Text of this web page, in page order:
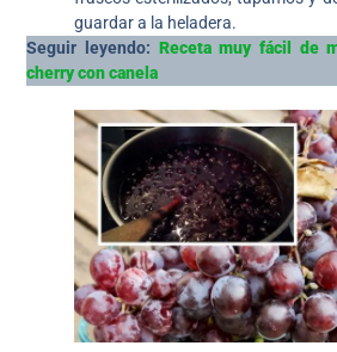
guardar a la heladera.
Seguir leyendo: Receta muy fácil de
cherry con canela